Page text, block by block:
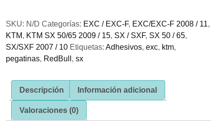
Racing
cantidad
SKU: N/D Categorías: EXC / EXC-F, EXC/EXC-F 2008 / 11,
KTM, KTM SX 50/65 2009 / 15, SX / SXF, SX 50 / 65,
SX/SXF 2007 / 10 Etiquetas: Adhesivos, exc, ktm,
pegatinas, RedBull , sx
Descripción Información adicional
Valoraciones (0)
Experiencia
Para que
nuestra web
mejor posible
durante tu
visita. Si
rechaza estas